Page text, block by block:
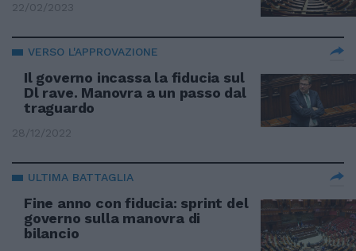
22/02/2023
VERSO L'APPROVAZIONE
Il governo incassa la fiducia sul
Dl rave. Manovra a un passo dal
traguardo
28/12/2022
ULTIMA BATTAGLIA
Fine anno con fiducia: sprint del
governo sulla manovra di
bilancio